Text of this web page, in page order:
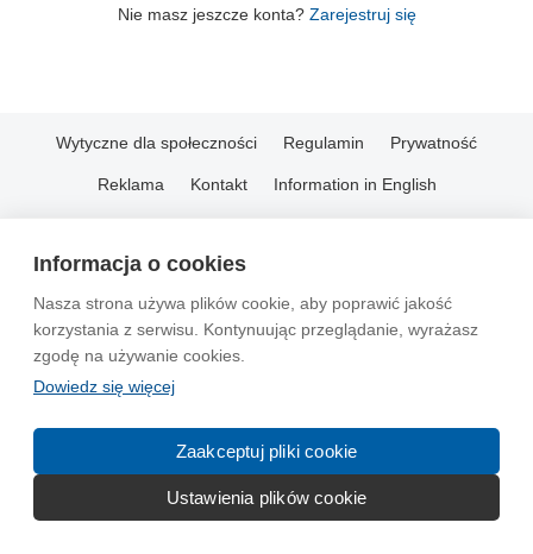
Informacja o cookies
Nasza strona używa plików cookie, aby poprawić jakość
korzystania z serwisu. Kontynuując przeglądanie, wyrażasz
zgodę na używanie cookies.
Dowiedz się więcej
Zaakceptuj pliki cookie
Ustawienia plików cookie
Nie masz jeszcze konta? Zarejestruj się
Wytyczne dla społeczności Regulamin Prywatność
Reklama Kontakt Information in English